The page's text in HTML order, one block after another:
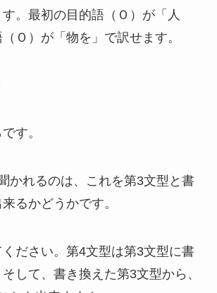
。最初の目的語（Ｏ）が「人
Ｏ）が「物を」で訳せます。
す。
かれるのは、これを第3文型と書
るかどうかです。
ださい。第4文型は第3文型に書
して、書き換えた第3文型から、